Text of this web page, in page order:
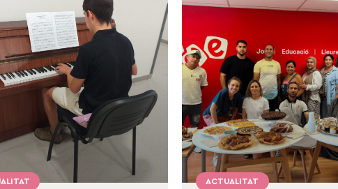
ACTUALITAT